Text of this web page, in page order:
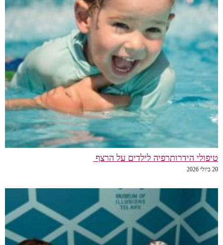
טיפולי הידרותרפיה לילדים על הרצף
20 ביולי 2026